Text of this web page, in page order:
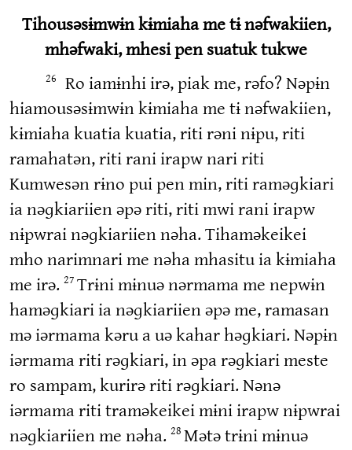
Tihousəsɨmwɨn kɨmiaha me tɨ nəfwakiien,
mhəfwaki, mhesi pen suatuk tukwe
26
Ro iamɨnhi irə, piak me, rəfo? Nəpɨn
hiamousəsɨmwɨn kɨmiaha me tɨ nəfwakiien,
kɨmiaha kuatia kuatia, riti rəni nɨpu, riti
ramahatən, riti rani irapw nari riti
Kumwesən rɨno pui pen min, riti raməɡkiari
ia nəɡkiariien əpə riti, riti mwi rani irapw
nɨpwrai nəɡkiariien nəha. Tihaməkeikei
mho narimnari me nəha mhasitu ia kɨmiaha
me irə. 27 Trɨni mɨnuə nərmama me nepwɨn
haməɡkiari ia nəɡkiariien əpə me, ramasan
mə iərmama kəru a uə kahar həɡkiari. Nəpɨn
iərmama riti rəɡkiari, in əpa rəɡkiari meste
ro sampam, kurirə riti rəɡkiari. Nənə
iərmama riti traməkeikei mɨni irapw nɨpwrai
nəɡkiariien me nəha. 28 Mətə trɨni mɨnuə